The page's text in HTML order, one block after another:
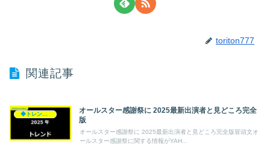
toriton777
関連記事
オールスター感謝祭に 2025最新出演者と見どころ完全
版
オールスター感謝祭に 2025最新出演者と見どころ完全版冒頭文オ
ールスター感謝祭に関する情報がYAH...